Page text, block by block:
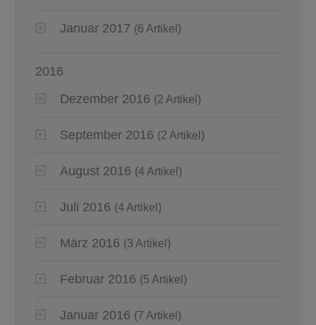
Januar 2017 (6 Artikel)
2016
Dezember 2016 (2 Artikel)
September 2016 (2 Artikel)
August 2016 (4 Artikel)
Juli 2016 (4 Artikel)
März 2016 (3 Artikel)
Februar 2016 (5 Artikel)
Januar 2016 (7 Artikel)